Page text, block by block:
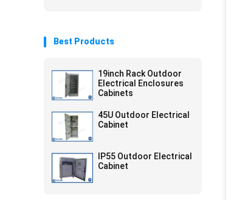
Best Products
19inch Rack Outdoor
Electrical Enclosures
Cabinets
45U Outdoor Electrical
Cabinet
IP55 Outdoor Electrical
Cabinet